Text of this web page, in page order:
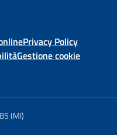
Privacy Policy
Gestione cookie
(MI)